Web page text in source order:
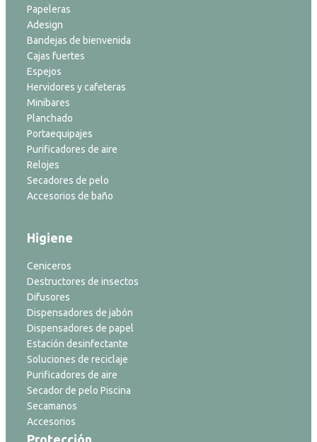
Papeleras
Adesign
Bandejas de bienvenida
Cajas fuertes
Espejos
Hervidores y cafeteras
Minibares
Planchado
Portaequipajes
Purificadores de aire
Relojes
Secadores de pelo
Accesorios de baño
Higiene
Ceniceros
Destructores de insectos
Difusores
Dispensadores de jabón
Dispensadores de papel
Estación desinfectante
Soluciones de reciclaje
Purificadores de aire
Secador de pelo Piscina
Secamanos
Accesorios
Protección